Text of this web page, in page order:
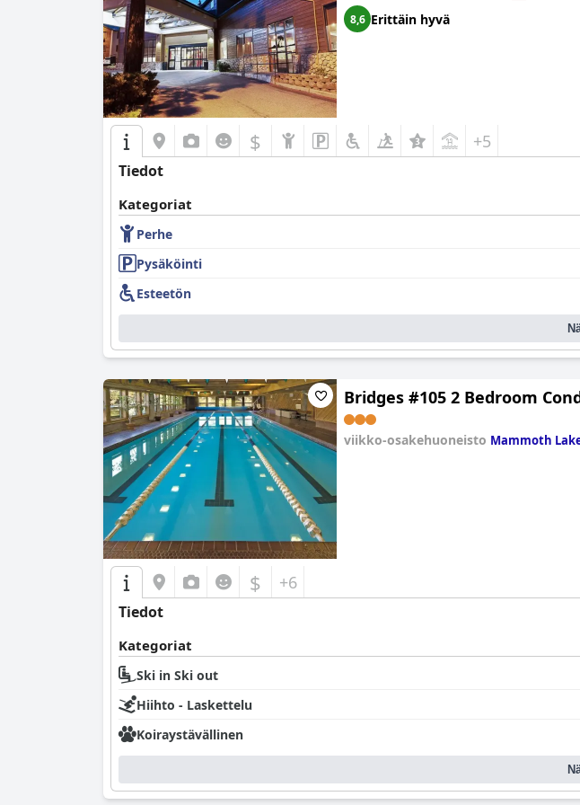
8,6 Erittäin hyvä
$ +5
Tiedot
Kategoriat
Perhe
Pysäköinti
Esteetön
Bridges #105 2 Bedroom
viikko-osakehuoneisto Mammoth
$ +6
Tiedot
Kategoriat
Ski in Ski out
Hiihto - Laskettelu
Koiraystävällinen